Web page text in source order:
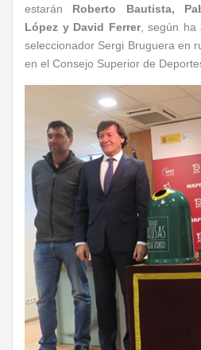
estarán Roberto Bautista,
López y David Ferrer, según ha
seleccionador Sergi Bruguera en
en el Consejo Superior de